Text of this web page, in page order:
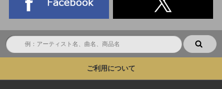
ご利用について